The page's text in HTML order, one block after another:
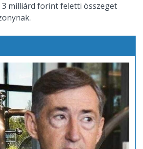
3 milliárd forint feletti összeget